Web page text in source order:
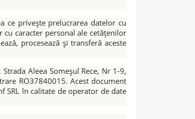
ce privește prelucrarea datelor cu
caracter personal ale cetățenilor
procesează și transferă aceste
Aleea Someșul Rece, Nr 1-9,
RO37840015. Acest document
SRL în calitate de operator de date